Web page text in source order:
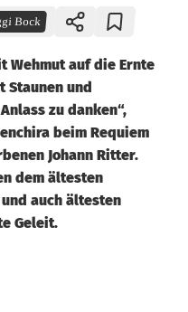
Bock
Wehmut auf die Ernte
Staunen und
zu danken“,
beim Requiem
Johann Ritter.
dem ältesten
auch ältesten
Geleit.